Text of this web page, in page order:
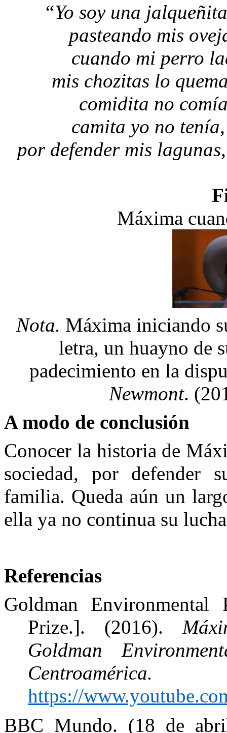
“Yo soy una
pasteando mis
cuando mi perro
mis chozitas lo
comidita no
camita yo no
por defender mis
Máxima
Nota. Máxima iniciando
letra, un huayno de
padecimiento en la
Newmont.
A modo de conclusión
Conocer la historia de
sociedad, por defender
familia. Queda aún un
ella ya no continua su
Referencias
Goldman Environmental
Prize.]. (2016).
Goldman
https://
BBC Mundo. (18 de